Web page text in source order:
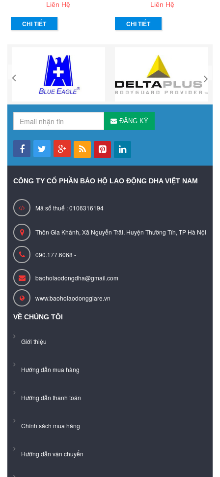
Liên Hệ
CHI TIẾT
Liên Hệ
CHI TIẾT
ĐĂNG KÝ
CÔNG TY CỔ PHẦN BẢO HỘ LAO ĐỘNG DHA VIỆT NAM
Mã số thuế : 0106316194
Thôn Gia Khánh, Xã Nguyễn Trãi, Huyện Thường Tín, TP Hà Nội
090.177.6068 -
baoholaodongdha@gmail.com
www.baoholaodonggiare.vn
VỀ CHÚNG TÔI
Giới thiệu
Hướng dẫn mua hàng
Hướng dẫn thanh toán
Chính sách mua hàng
Hướng dẫn vận chuyển